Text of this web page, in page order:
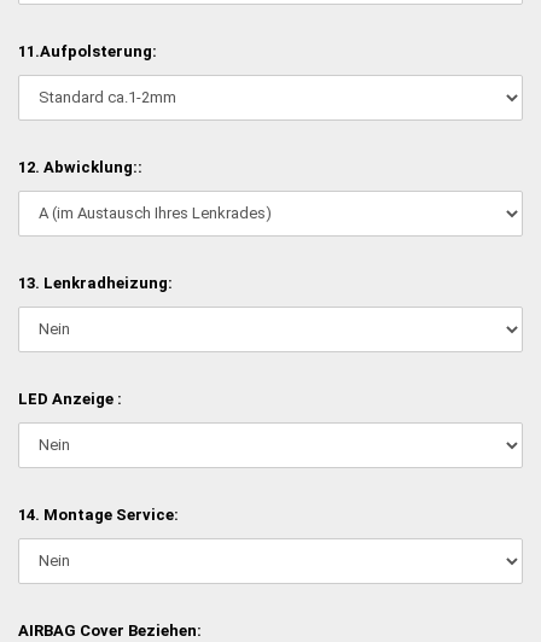
11.Aufpolsterung:
12. Abwicklung::
13. Lenkradheizung:
LED Anzeige :
14. Montage Service:
AIRBAG Cover Beziehen: